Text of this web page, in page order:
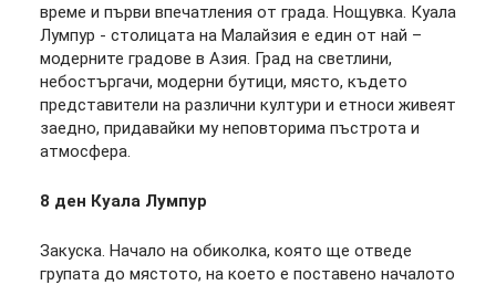
време и първи впечатления от града. Нощувка. Куала
Лумпур - столицата на Малайзия е един от най –
модерните градове в Азия. Град на светлини,
небостъргачи, модерни бутици, място, където
представители на различни култури и етноси живеят
заедно, придавайки му неповторима пъстрота и
атмосфера.
8 ден Куала Лумпур
Закуска. Начало на обиколка, която ще отведе
групата до мястото, на което е поставено началото